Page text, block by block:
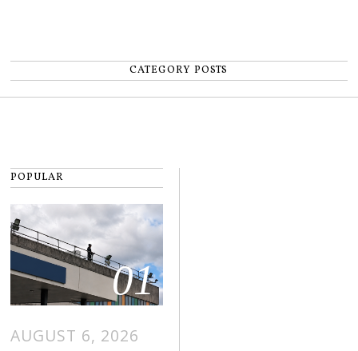
CATEGORY POSTS
POPULAR
01
AUGUST 6, 2026